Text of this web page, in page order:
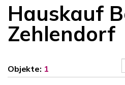
Hauskauf
Zehlendorf
Objekte: 1